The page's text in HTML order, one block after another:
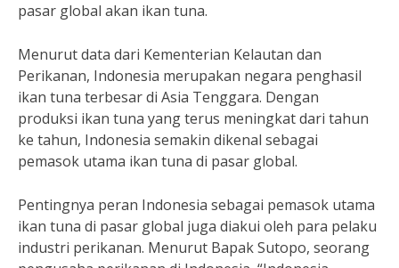
pasar global akan ikan tuna.
Menurut data dari Kementerian Kelautan dan
Perikanan, Indonesia merupakan negara penghasil
ikan tuna terbesar di Asia Tenggara. Dengan
produksi ikan tuna yang terus meningkat dari tahun
ke tahun, Indonesia semakin dikenal sebagai
pemasok utama ikan tuna di pasar global.
Pentingnya peran Indonesia sebagai pemasok utama
ikan tuna di pasar global juga diakui oleh para pelaku
industri perikanan. Menurut Bapak Sutopo, seorang